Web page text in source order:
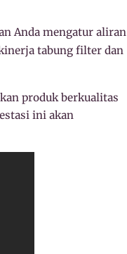
Anda mengatur aliran
tabung filter dan
produk berkualitas
ini akan